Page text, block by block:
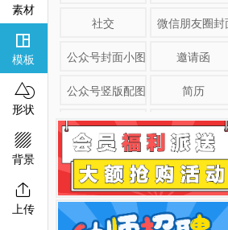
素材

模板

形状

背景

上传
社交 微信朋友圈封
公众号封面小图 邀请函
公众号竖版配图 简历
淘宝详情页 产品展示图
移动端淘宝banner二维码模板图